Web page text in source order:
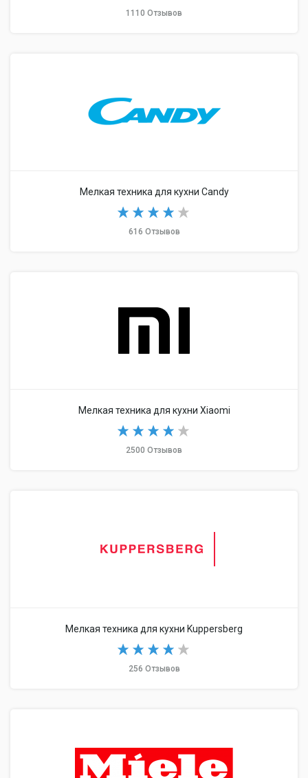
1110 Отзывов
Мелкая техника для кухни Candy
616 Отзывов
Мелкая техника для кухни Xiaomi
2500 Отзывов
Мелкая техника для кухни Kuppersberg
256 Отзывов